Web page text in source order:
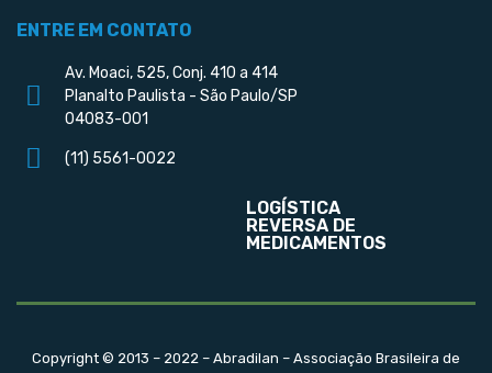
ENTRE EM CONTATO
Av. Moaci, 525, Conj. 410 a 414
Planalto Paulista - São Paulo/SP
04083-001
(11) 5561-0022
LOGÍSTICA
REVERSA DE
MEDICAMENTOS
Copyright © 2013 – 2022 – Abradilan – Associação Brasileira de